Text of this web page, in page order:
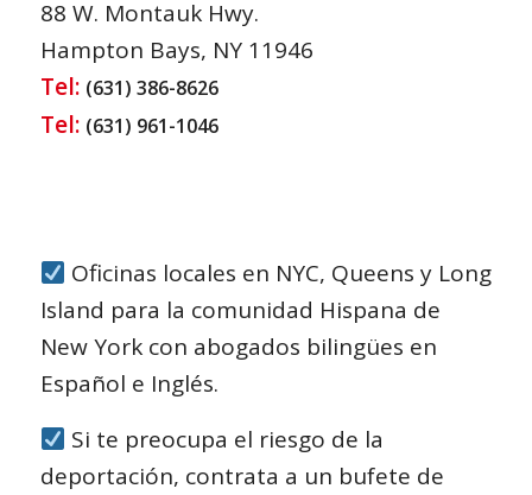
88 W. Montauk Hwy.
Hampton Bays, NY 11946
Tel: (631) 386-8626
Tel: (631) 961-1046
Oficinas locales en NYC, Queens y Long
Island para la comunidad Hispana de
New York con abogados bilingües en
Español e Inglés.
Si te preocupa el riesgo de la
deportación, contrata a un bufete de